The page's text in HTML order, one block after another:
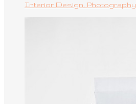
Interior Design, Photography